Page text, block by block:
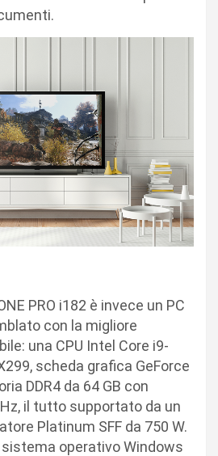
PRO i182 è invece un PC
con la migliore
una CPU Intel Core i9-
scheda grafica GeForce
DDR4 da 64 GB con
il tutto supportato da un
Platinum SFF da 750 W.
operativo Windows